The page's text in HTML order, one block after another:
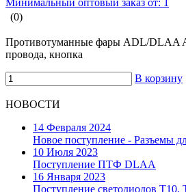
(0)
Противотуманные фары ADL/DLAA
провода, кнопка
В корзину
НОВОСТИ
14 Февраля 2024
Новое поступление - Разъемы
10 Июля 2023
Поступление ПТФ DLAA
16 Января 2023
Поступление светодиодов T10,